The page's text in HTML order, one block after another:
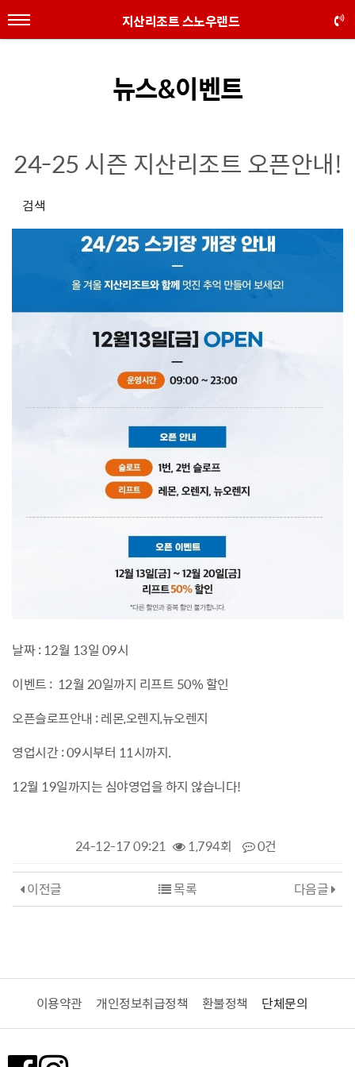
지산리조트 스노우랜드
뉴스&이벤트
24-25 시즌 지산리조트 오픈안내!
검색
날짜 : 12월 13일 09시
이벤트 : 12월 20일까지 리프트 50% 할인
오픈슬로프안내 : 레몬,오렌지,뉴오렌지
영업시간 : 09시부터 11시까지.
12월 19일까지는 심야영업을 하지 않습니다!
24-12-17 09:21 1,794회 0건
이전글 다음글
목록
이용약관 개인정보취급정책 환불정책 단체문의